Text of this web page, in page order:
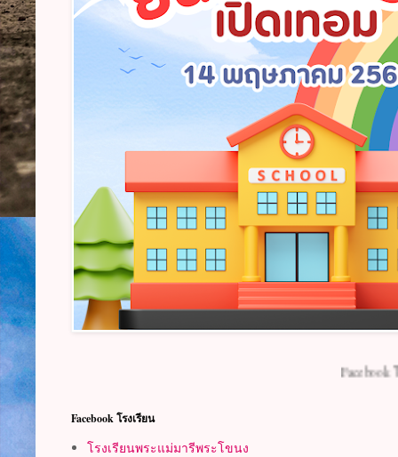
Facebook โรงเรียน
โรงเรียนพระแม่มารีพระโขนง